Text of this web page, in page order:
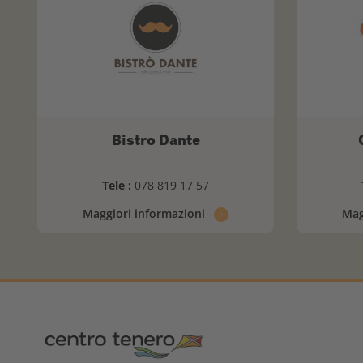
Bistro Dante
Tele : 078 819 17 57
Maggiori informazioni